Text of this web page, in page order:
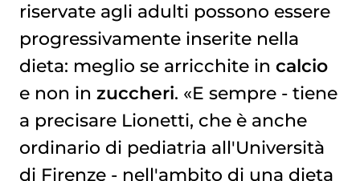
riservate agli adulti possono essere
progressivamente inserite nella
dieta: meglio se arricchite in calcio
e non in zuccheri. «E sempre - tiene
a precisare Lionetti, che è anche
ordinario di pediatria all'Università
di Firenze - nell'ambito di una dieta